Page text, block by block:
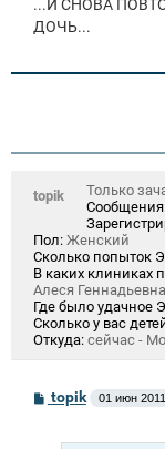
...И СНОВА
ДОЧЬ...
topik
Только
Пол: Женский
Сколько попыток
В каких клиниках
Алеся
Где было удачное
Сколько у вас
Откуда: сейчас -
С
о
topik 01 июн